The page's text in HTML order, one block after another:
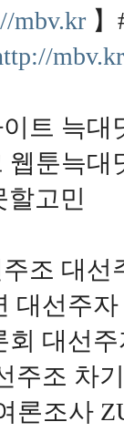
mbv.kr
mbv.kr
트 늑대
툰늑
고민
조 대
대선주
회 대선
주조 차
론조사